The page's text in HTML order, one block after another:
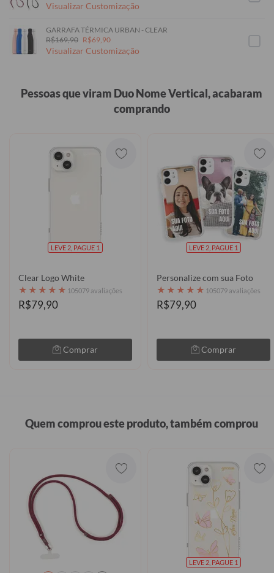
Visualizar Customização
GARRAFA TÉRMICA URBAN - CLEAR
R$169,90 R$69,90
Visualizar Customização
Pessoas que viram Duo Nome Vertical, acabaram
comprando
LEVE 2, PAGUE 1
Clear Logo White
★ ★ ★ ★ ★ 105079 avaliações
R$79,90
Comprar
LEVE 2, PAGUE 1
Personalize com sua Foto
★ ★ ★ ★ ★ 105079 avaliações
R$79,90
Comprar
Quem comprou este produto, também comprou
LEVE 2, PAGUE 1